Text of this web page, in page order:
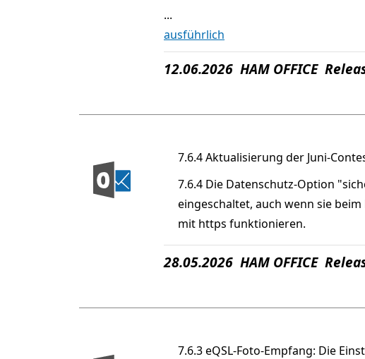
...
ausführlich
12.06.2026 HAM OFFICE
7.6.4 Aktualisierung der Juni-
7.6.4 Die Datenschutz-Option
eingeschaltet, auch wenn sie
mit https funktionieren.
28.05.2026 HAM OFFICE
7.6.3 eQSL-Foto-Empfang: Die